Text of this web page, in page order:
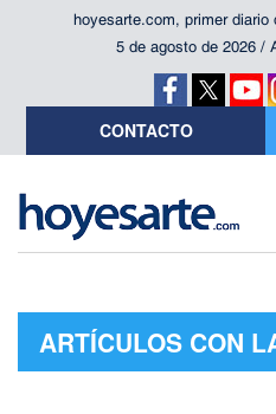
hoyesarte.com, primer diario
5 de agosto de 2026 /
CONTACTO
ARTÍCULOS CON